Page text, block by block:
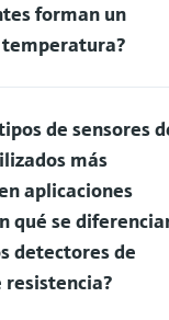
forman un
de sensores
más
aplicaciones
qué se
detectores de